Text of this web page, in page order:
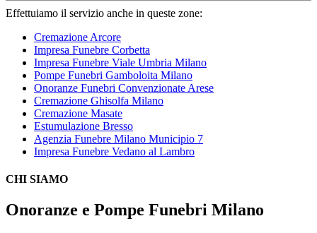
Effettuiamo il servizio anche in queste zone:
Cremazione Arcore
Impresa Funebre Corbetta
Impresa Funebre Viale Umbria Milano
Pompe Funebri Gamboloita Milano
Onoranze Funebri Convenzionate Arese
Cremazione Ghisolfa Milano
Cremazione Masate
Estumulazione Bresso
Agenzia Funebre Milano Municipio 7
Impresa Funebre Vedano al Lambro
CHI SIAMO
Onoranze e Pompe Funebri Milano